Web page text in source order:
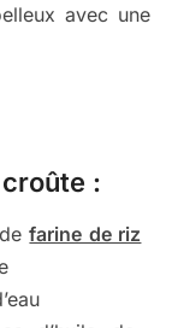
avec une
:
farine de riz